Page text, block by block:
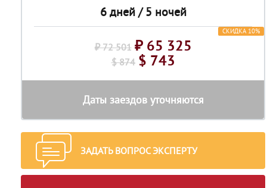
6 дней / 5 ночей
СКИДКА 10%
₽ 72 501 ₽ 65 325
$ 874 $ 743
Даты заездов уточняются
ЗАДАТЬ ВОПРОС ЭКСПЕРТУ